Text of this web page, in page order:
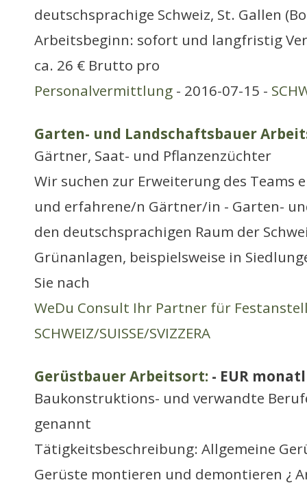
deutschsprachige Schweiz, St. Gallen
Arbeitsbeginn: sofort und langfristig
ca. 26 € Brutto pro
Personalvermittlung - 2016-07-15 -
Garten- und Landschaftsbauer
Gärtner, Saat- und Pflanzenzüchter
Wir suchen zur Erweiterung des Teams
und erfahrene/n Gärtner/in - Garten-
den deutschsprachigen Raum der
Grünanlagen, beispielsweise in
Sie nach
WeDu Consult Ihr Partner für
SCHWEIZ/SUISSE/SVIZZERA
Gerüstbauer Arbeitsort: - EUR
Baukonstruktions- und verwandte
genannt
Tätigkeitsbeschreibung: Allgemeine
Gerüste montieren und demontieren ¿